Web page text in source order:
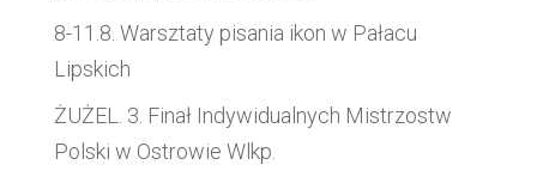
8-11.8. Warsztaty pisania ikon w Pałacu
Lipskich
ŻUŻEL. 3. Finał Indywidualnych Mistrzostw
Polski w Ostrowie Wlkp.